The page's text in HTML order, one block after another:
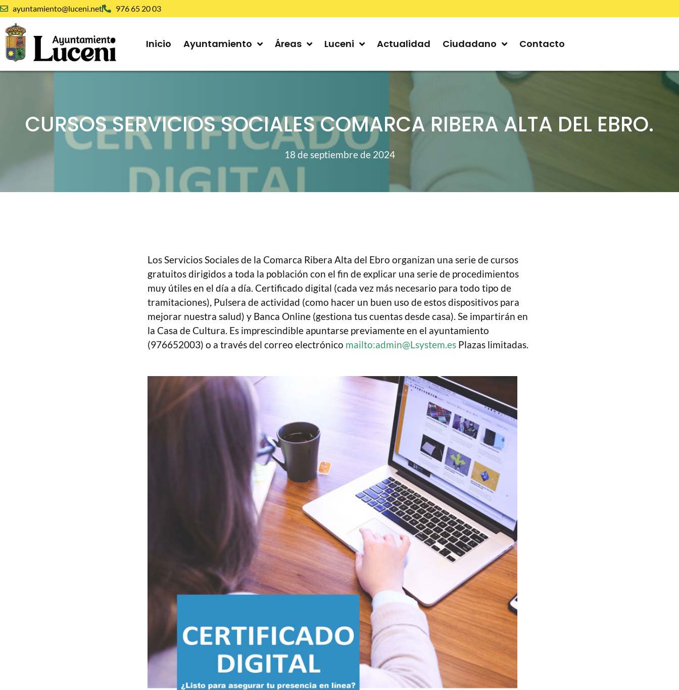
ayuntamiento@luceni.net 976 65 20 03
Inicio Ayuntamiento Áreas Luceni Actualidad Ciudadano Contacto
CURSOS SERVICIOS SOCIALES COMARCA RIBERA ALTA DEL EBRO.
18 de septiembre de 2024
Los Servicios Sociales de la Comarca Ribera Alta del Ebro organizan una serie de cursos
gratuitos dirigidos a toda la población con el fin de explicar una serie de procedimientos
muy útiles en el día a día. Certificado digital (cada vez más necesario para todo tipo de
tramitaciones), Pulsera de actividad (como hacer un buen uso de estos dispositivos para
mejorar nuestra salud) y Banca Online (gestiona tus cuentas desde casa). Se impartirán en
la Casa de Cultura. Es imprescindible apuntarse previamente en el ayuntamiento
(976652003) o a través del correo electrónico mailto:admin@Lsystem.es Plazas limitadas.